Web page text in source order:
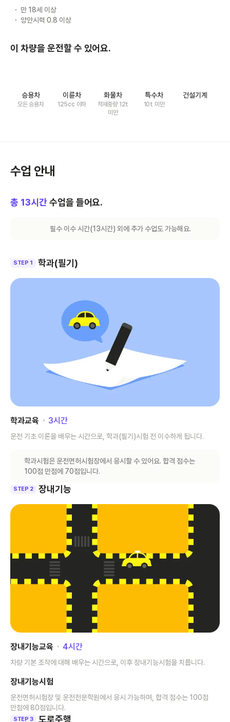
만 18세 이상
양안시력 0.8 이상
이 차량을 운전할 수 있어요.
승용차
모든 승용차
이륜차
125cc 이하
화물차
적재중량 12t
미만
특수차
10t 미만
건설기계
수업 안내
총 13시간 수업을 들어요.
필수 이수 시간(13시간) 외에 추가 수업도 가능해요.
STEP 1 학과(필기)
학과교육 ･ 3시간
운전 기초 이론을 배우는 시간으로, 학과(필기)시험 전 이수하게 됩니다.
학과시험은 운전면허시험장에서 응시할 수 있어요. 합격 점수는
100점 만점에 70점입니다.
STEP 2 장내기능
장내기능교육 ･ 4시간
차량 기본 조작에 대해 배우는 시간으로, 이후 장내기능시험을 치릅니다.
장내기능시험
운전면허시험장 및 운전전문학원에서 응시 가능하며, 합격 점수는 100점
만점에 80점입니다.
STEP 3 도로주행